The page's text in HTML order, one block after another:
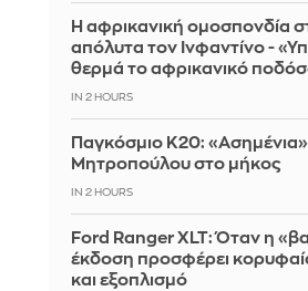
Η αφρικανική ομοσπονδία
απόλυτα τον Ινφαντίνο -
θερμά το αφρικανικό
IN 2 HOURS
Παγκόσμιο Κ20:
Μητροπούλου στο μήκος
IN 2 HOURS
Ford Ranger XLT: Όταν η
έκδοση προσφέρει
και εξοπλισμό